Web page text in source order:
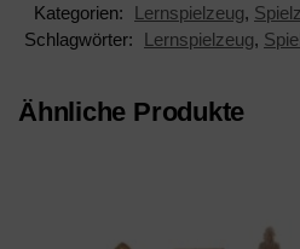
Kategorien:
Lernspielzeug,
Schlagwörter:
Lernspielzeug,
Ähnliche Produkte